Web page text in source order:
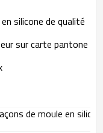
silicone de qualité
sur carte pantone
de moule en